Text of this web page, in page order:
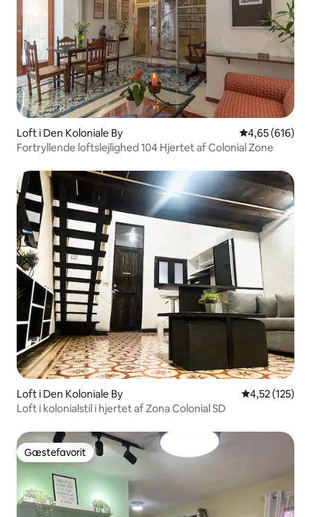
Loft i Den Koloniale By 4,65 ud af 5 i
4,65 (616)
Fortryllende loftslejlighed 104 Hjertet af Colonial Zone
Loft i Den Koloniale By 4,52 ud af 5 i
4,52 (125)
Loft i kolonialstil i hjertet af Zona Colonial SD
Gæstefavorit
Gæstefavorit